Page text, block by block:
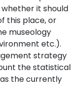
it should
this place, or
museology
etc.).
strategy
the statistical
the currently